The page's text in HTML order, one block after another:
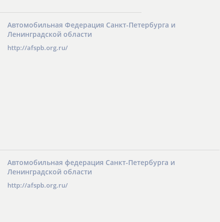
Автомобильная Федерация Санкт-Петербурга и
Ленинградской области
http://afspb.org.ru/
Автомобильная федерация Санкт-Петербурга и
Ленинградской области
http://afspb.org.ru/